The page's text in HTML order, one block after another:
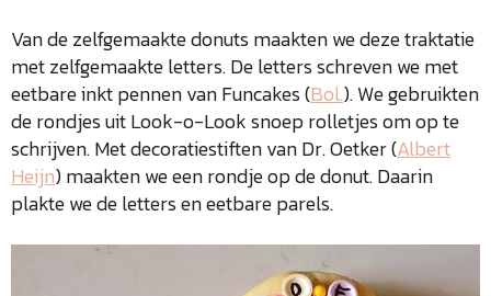
Van de zelfgemaakte donuts maakten we deze traktatie
met zelfgemaakte letters. De letters schreven we met
eetbare inkt pennen van Funcakes (Bol.). We gebruikten
de rondjes uit Look-o-Look snoep rolletjes om op te
schrijven. Met decoratiestiften van Dr. Oetker (Albert
Heijn) maakten we een rondje op de donut. Daarin
plakte we de letters en eetbare parels.